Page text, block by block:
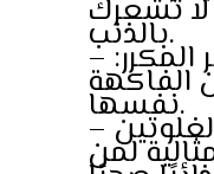
لا تُشعرك
بالذنب.
– خالية من السكر المكرر:
الفاكهة
نفسها.
– خالية من الغلوتين
لمن